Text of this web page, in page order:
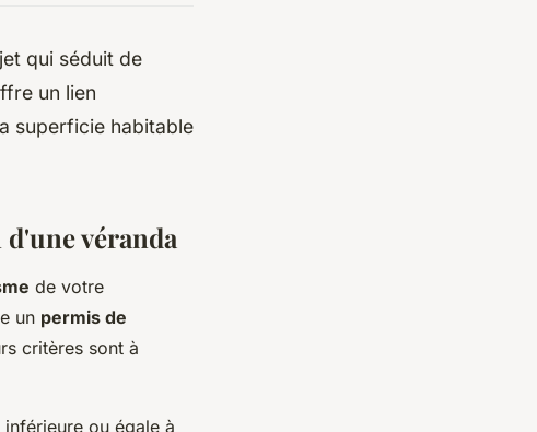
qui séduit de
un lien
superficie habitable
véranda
de votre
un permis de
critères sont à
inférieure ou égale à